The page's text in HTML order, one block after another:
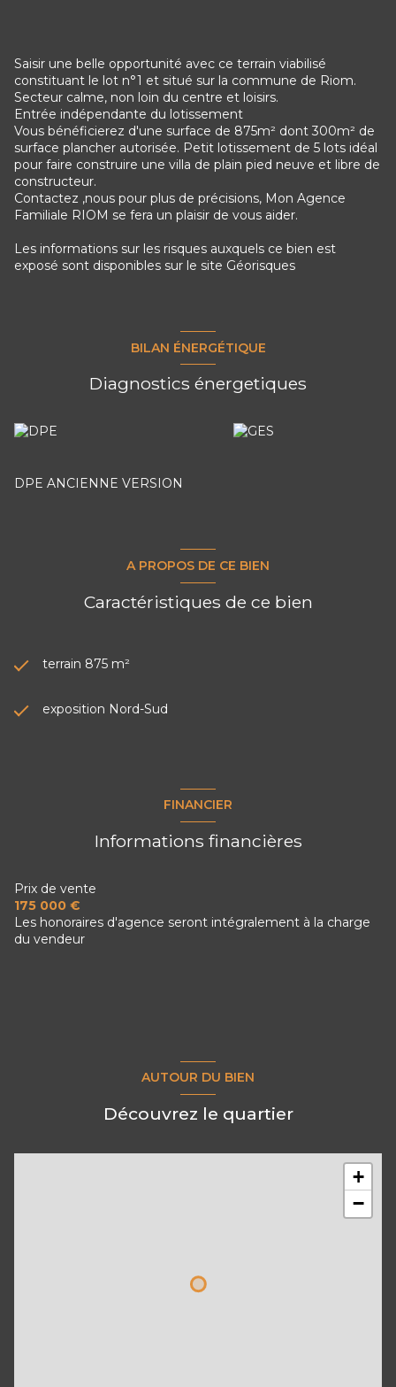
Saisir une belle opportunité avec ce terrain viabilisé
constituant le lot n°1 et situé sur la commune de Riom.
Secteur calme, non loin du centre et loisirs.
Entrée indépendante du lotissement
Vous bénéficierez d'une surface de 875m² dont 300m² de
surface plancher autorisée. Petit lotissement de 5 lots idéal
pour faire construire une villa de plain pied neuve et libre de
constructeur.
Contactez ,nous pour plus de précisions, Mon Agence
Familiale RIOM se fera un plaisir de vous aider.
Les informations sur les risques auxquels ce bien est
exposé sont disponibles sur le site Géorisques
BILAN ÉNERGÉTIQUE
Diagnostics énergetiques
DPE ANCIENNE VERSION
A PROPOS DE CE BIEN
Caractéristiques de ce bien
terrain 875 m²
exposition Nord-Sud
FINANCIER
Informations financières
Prix de vente
175 000 €
Les honoraires d'agence seront intégralement à la charge
du vendeur
AUTOUR DU BIEN
Découvrez le quartier
+
−